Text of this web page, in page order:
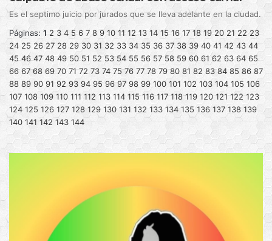
Es el septimo juicio por jurados que se lleva adelante en la ciudad.
Páginas: 1 2 3 4 5 6 7 8 9 10 11 12 13 14 15 16 17 18 19 20 21 22 23
24 25 26 27 28 29 30 31 32 33 34 35 36 37 38 39 40 41 42 43 44
45 46 47 48 49 50 51 52 53 54 55 56 57 58 59 60 61 62 63 64 65
66 67 68 69 70 71 72 73 74 75 76 77 78 79 80 81 82 83 84 85 86 87
88 89 90 91 92 93 94 95 96 97 98 99 100 101 102 103 104 105 106
107 108 109 110 111 112 113 114 115 116 117 118 119 120 121 122 123
124 125 126 127 128 129 130 131 132 133 134 135 136 137 138 139
140 141 142 143 144